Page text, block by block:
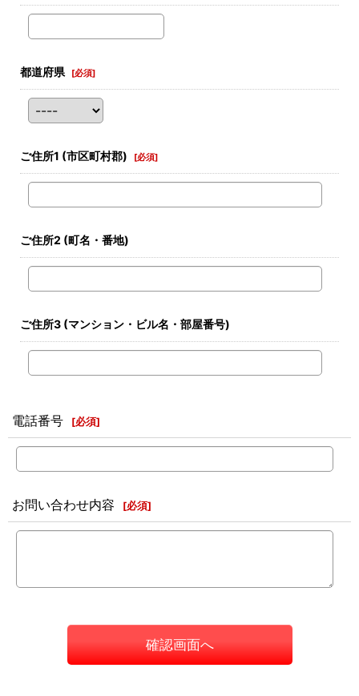
都道府県 [必須]
ご住所1 (市区町村郡) [必須]
ご住所2 (町名・番地)
ご住所3 (マンション・ビル名・部屋番号)
電話番号 [必須]
お問い合わせ内容 [必須]
確認画面へ